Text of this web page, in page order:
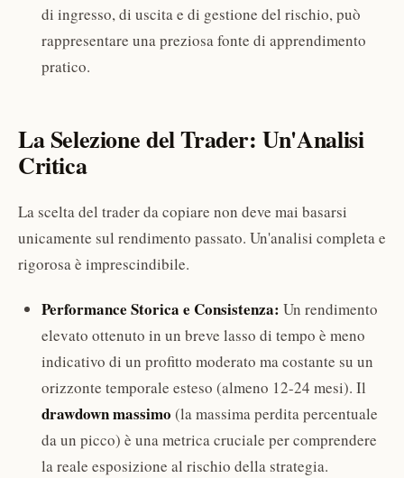
di ingresso, di uscita e di gestione del rischio, può
rappresentare una preziosa fonte di apprendimento
pratico.
La Selezione del Trader: Un'Analisi
Critica
La scelta del trader da copiare non deve mai basarsi
unicamente sul rendimento passato. Un'analisi completa e
rigorosa è imprescindibile.
Performance Storica e Consistenza: Un rendimento
elevato ottenuto in un breve lasso di tempo è meno
indicativo di un profitto moderato ma costante su un
orizzonte temporale esteso (almeno 12-24 mesi). Il
drawdown massimo (la massima perdita percentuale
da un picco) è una metrica cruciale per comprendere
la reale esposizione al rischio della strategia.